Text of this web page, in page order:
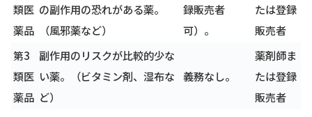
類医
薬品
の副作用の恐れがある薬。
（風邪薬など）
録販売者
可）。
たは登録
販売者
第3
類医
薬品
副作用のリスクが比較的少な
い薬。（ビタミン剤、湿布な
ど）
義務なし。
薬剤師ま
たは登録
販売者